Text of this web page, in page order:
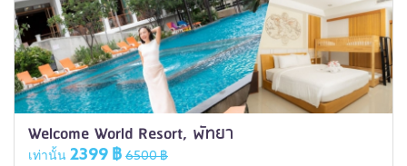
Welcome World Resort, พัทยา
เท่านั้น 2399 ฿ 6500 ฿